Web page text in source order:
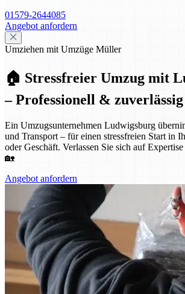
01579-2644085
Angebot anfordern
Umziehen mit Umzüge Müller
🏠 Stressfreier Umzug mit
– Professionell & zuverlässig
Ein Umzugsunternehmen Ludwigsburg
und Transport – für einen stressfreien Start in
oder Geschäft. Verlassen Sie sich auf
🏡
Angebot anfordern